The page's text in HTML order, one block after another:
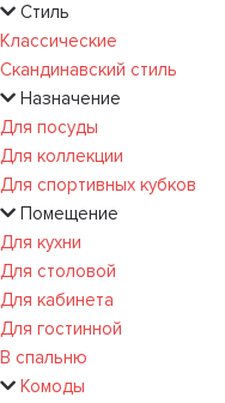
Стиль
Классические
Скандинавский стиль
Назначение
Для посуды
Для коллекции
Для спортивных кубков
Помещение
Для кухни
Для столовой
Для кабинета
Для гостинной
В спальню
Комоды